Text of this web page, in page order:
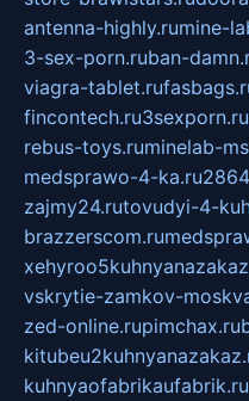
antenna-highly.rumine-
3-sex-porn.ruban-
viagra-tablet.ru
fincontech.ru3sexporn.ru
rebus-toys.ruminelab-
medsprawo-4-ka.ru
zajmy24.rutovudyi-4-
brazzerscom.ru
vskrytie-zamkov-
zed-online.rupimchax.ru
kuhnyaofabrikaufabrik.ru